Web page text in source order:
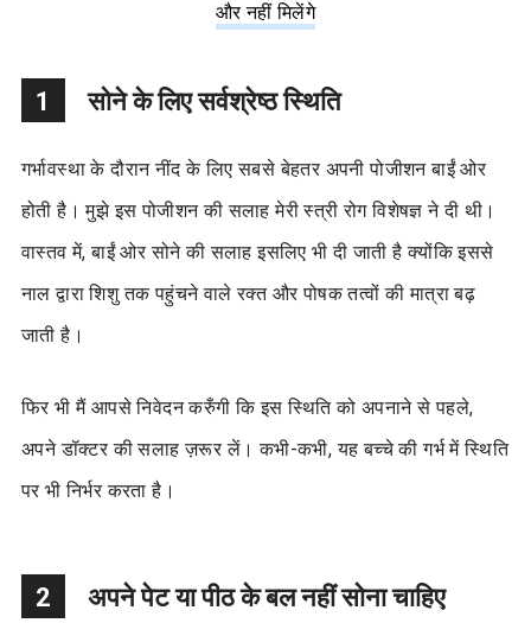
और नहीं मिलेंगे
1 सोने के लिए सर्वश्रेष्ठ स्थिति
गर्भावस्था के दौरान नींद के लिए सबसे बेहतर अपनी पोजीशन बाईं ओर
होती है। मुझे इस पोजीशन की सलाह मेरी स्त्री रोग विशेषज्ञ ने दी थी।
वास्तव में, बाईं ओर सोने की सलाह इसलिए भी दी जाती है क्योंकि इससे
नाल द्वारा शिशु तक पहुंचने वाले रक्त और पोषक तत्वों की मात्रा बढ़
जाती है।
फिर भी मैं आपसे निवेदन करुँगी कि इस स्थिति को अपनाने से पहले,
अपने डॉक्टर की सलाह ज़रूर लें। कभी-कभी, यह बच्चे की गर्भ में स्थिति
पर भी निर्भर करता है।
2 अपने पेट या पीठ के बल नहीं सोना चाहिए